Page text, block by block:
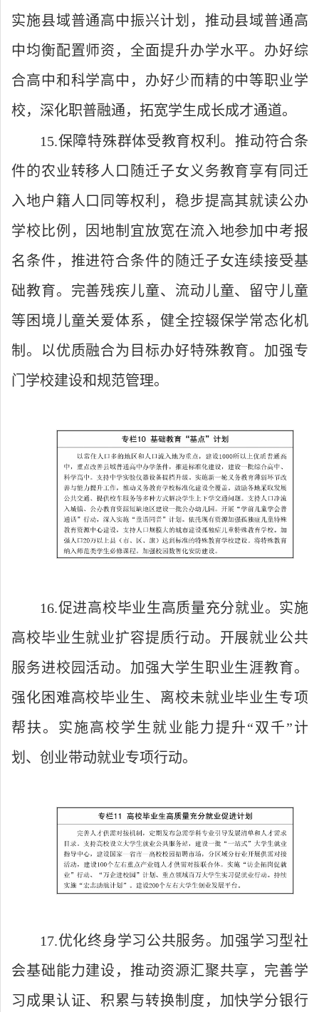
实施县域普通高中振兴计划，推动县域普通高
中均衡配置师资，全面提升办学水平。办好综
合高中和科学高中，办好少而精的中等职业学
校，深化职普融通，拓宽学生成长成才通道。
15.保障特殊群体受教育权利。推动符合条
件的农业转移人口随迁子女义务教育享有同迁
入地户籍人口同等权利，稳步提高其就读公办
学校比例，因地制宜放宽在流入地参加中考报
名条件，推进符合条件的随迁子女连续接受基
础教育。完善残疾儿童、流动儿童、留守儿童
等困境儿童关爱体系，健全控辍保学常态化机
制。以优质融合为目标办好特殊教育。加强专
门学校建设和规范管理。
16.促进高校毕业生高质量充分就业。实施
高校毕业生就业扩容提质行动。开展就业公共
服务进校园活动。加强大学生职业生涯教育。
强化困难高校毕业生、离校未就业毕业生专项
帮扶。实施高校学生就业能力提升“双千”计
划、创业带动就业专项行动。
17.优化终身学习公共服务。加强学习型社
会基础能力建设，推动资源汇聚共享，完善学
习成果认证、积累与转换制度，加快学分银行